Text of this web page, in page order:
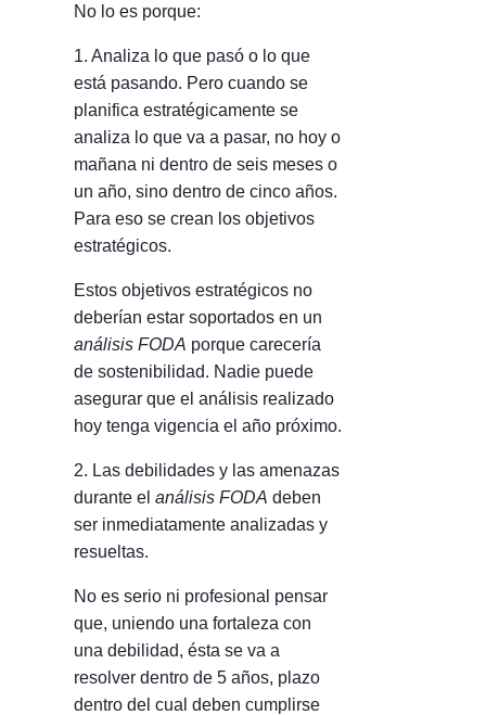
No lo es porque:
1. Analiza lo que pasó o lo que
está pasando. Pero cuando se
planifica estratégicamente se
analiza lo que va a pasar, no hoy o
mañana ni dentro de seis meses o
un año, sino dentro de cinco años.
Para eso se crean los objetivos
estratégicos.
Estos objetivos estratégicos no
deberían estar soportados en un
análisis FODA porque carecería
de sostenibilidad. Nadie puede
asegurar que el análisis realizado
hoy tenga vigencia el año próximo.
2. Las debilidades y las amenazas
durante el análisis FODA deben
ser inmediatamente analizadas y
resueltas.
No es serio ni profesional pensar
que, uniendo una fortaleza con
una debilidad, ésta se va a
resolver dentro de 5 años, plazo
dentro del cual deben cumplirse